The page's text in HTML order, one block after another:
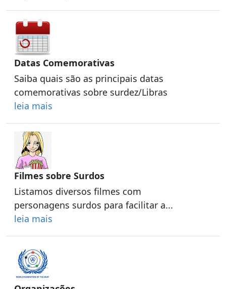
Datas Comemorativas
Saiba quais são as principais datas
comemorativas sobre surdez/Libras
leia mais
Filmes sobre Surdos
Listamos diversos filmes com
personagens surdos para facilitar a...
leia mais